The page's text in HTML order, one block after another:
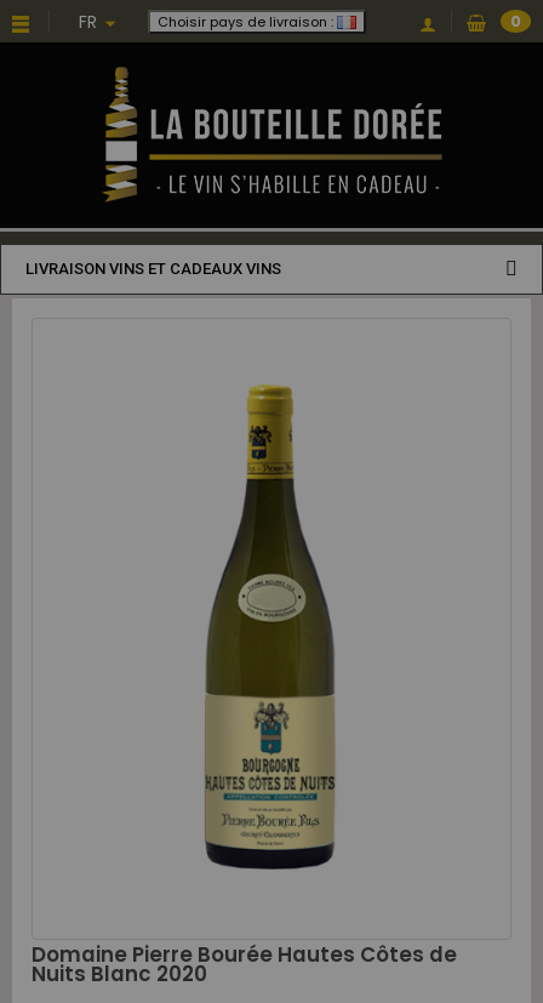
FR Choisir pays de livraison : 0
LIVRAISON VINS ET CADEAUX VINS
Domaine Pierre Bourée Hautes Côtes de
Nuits Blanc 2020